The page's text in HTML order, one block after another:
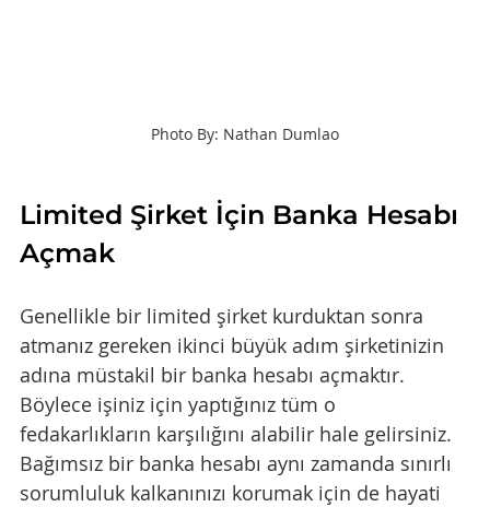
Photo By: Nathan Dumlao
Limited Şirket İçin Banka Hesabı
Açmak
Genellikle bir limited şirket kurduktan sonra
atmanız gereken ikinci büyük adım şirketinizin
adına müstakil bir banka hesabı açmaktır.
Böylece işiniz için yaptığınız tüm o
fedakarlıkların karşılığını alabilir hale gelirsiniz.
Bağımsız bir banka hesabı aynı zamanda sınırlı
sorumluluk kalkanınızı korumak için de hayati